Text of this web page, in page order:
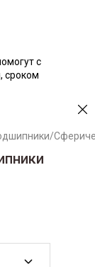
с
сроком
/